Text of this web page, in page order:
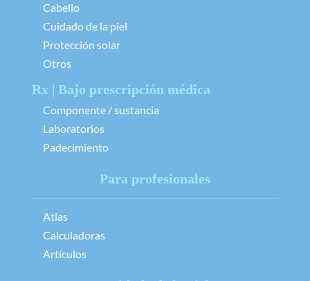
Cabello
Cuidado de la piel
Protección solar
Otros
Rx | Bajo prescripción médica
Componente / sustancia
Laboratorios
Padecimiento
Para profesionales
Atlas
Calculadoras
Artículos